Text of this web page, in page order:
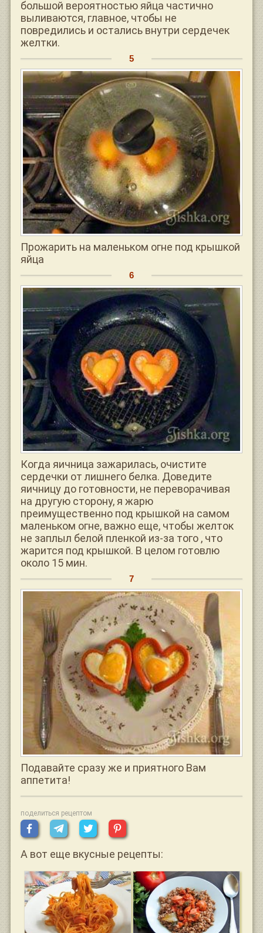
большой вероятностью яйца частично
выливаются, главное, чтобы не
повредились и остались внутри сердечек
желтки.
Прожарить на маленьком огне под крышкой
яйца
Когда яичница зажарилась, очистите
сердечки от лишнего белка. Доведите
яичницу до готовности, не переворачивая
на другую сторону, я жарю
преимущественно под крышкой на самом
маленьком огне, важно еще, чтобы желток
не заплыл белой пленкой из-за того , что
жарится под крышкой. В целом готовлю
около 15 мин.
Подавайте сразу же и приятного Вам
аппетита!
поделиться рецептом
А вот еще вкусные рецепты: